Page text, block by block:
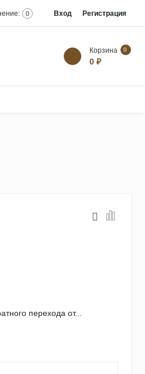
0 Вход Регистрация
Корзина 0
0 ₽
перехода от...